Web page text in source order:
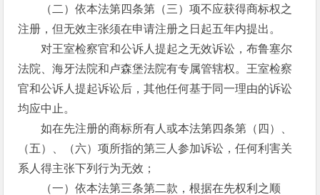
（二）依本法第四条第（三）项不应获得商标权之
注册，但无效主张须在申请注册之日起五年内提出。
对王室检察官和公诉人提起之无效诉讼，布鲁塞尔
法院、海牙法院和卢森堡法院有专属管辖权。王室检察
官和公诉人提起诉讼后，其他任何基于同一理由的诉讼
均应中止。
如在先注册的商标所有人或本法第四条第（四）、
（五）、（六）项所指的第三人参加诉讼，任何利害关
系人得主张下列行为无效；
（一）依本法第三条第二款，根据在先权利之顺